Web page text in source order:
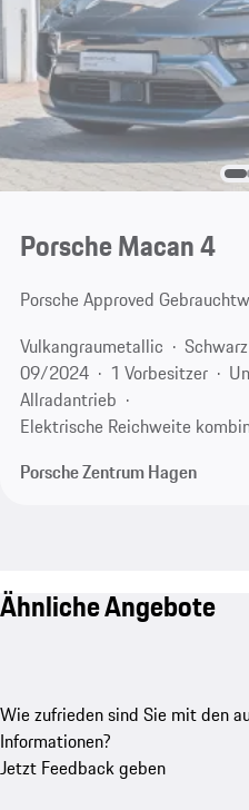
Porsche Macan 4
Porsche Approved
Vulkangraumetallic
Schwarz
09/2024
1 Vorbesitzer
Allradantrieb
Elektrische Reichweite
Porsche Zentrum Hagen
Ähnliche Angebote
Wie zufrieden sind Sie mit den
Informationen?
Jetzt Feedback geben